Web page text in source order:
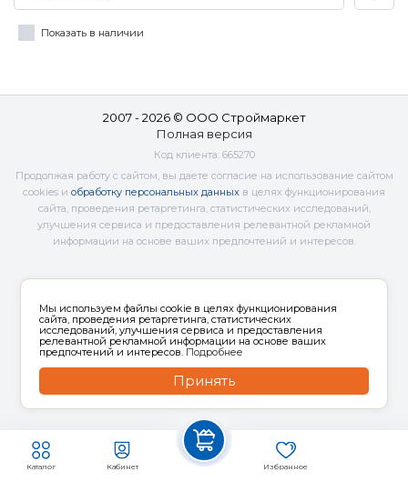
Каталог Кабинет Избранное
Показать в наличии
2007 - 2026 © ООО Строймаркет
Полная версия
Код клиента: 665270
Продолжая работу с сайтом, вы даете согласие на использование сайтом
cookies и обработку персональных данных в целях функционирования
сайта, проведения ретаргетинга, статистических исследований,
улучшения сервиса и предоставления релевантной рекламной
информации на основе ваших предпочтений и интересов.
Мы используем файлы cookie в целях функционирования
сайта, проведения ретаргетинга, статистических
исследований, улучшения сервиса и предоставления
релевантной рекламной информации на основе ваших
предпочтений и интересов. Подробнее
Принять